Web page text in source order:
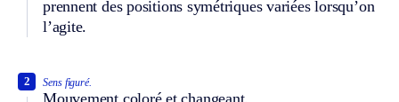
prennent des positions symétriques variées lorsqu’on
l’agite.
Sens figuré.
Mouvement coloré et changeant.
2